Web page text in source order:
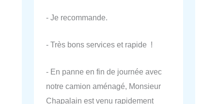
- Je recommande.
- Très bons services et rapide !
- En panne en fin de journée avec
notre camion aménagé, Monsieur
Chapalain est venu rapidement